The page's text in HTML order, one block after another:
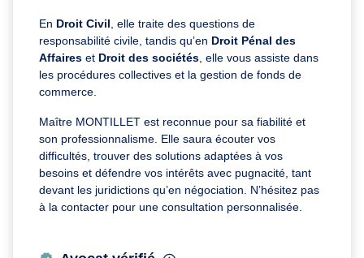
En Droit Civil , elle traite des questions de
responsabilité civile, tandis qu’en Droit Pénal des
Affaires et Droit des sociétés , elle vous assiste dans
les procédures collectives et la gestion de fonds de
commerce.
Maître MONTILLET est reconnue pour sa fiabilité et
son professionnalisme. Elle saura écouter vos
difficultés, trouver des solutions adaptées à vos
besoins et défendre vos intérêts avec pugnacité, tant
devant les juridictions qu’en négociation. N’hésitez pas
à la contacter pour une consultation personnalisée.